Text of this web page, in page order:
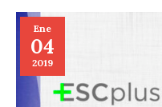
Ene
04
2019